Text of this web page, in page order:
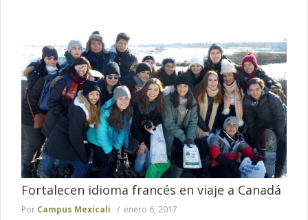
Fortalecen idioma francés en viaje a Canadá
Por Campus Mexicali enero 6, 2017